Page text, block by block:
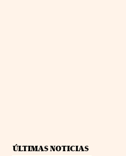
ÚLTIMAS NOTICIAS